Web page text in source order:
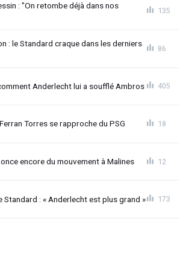
: "On retombe déjà dans nos
135
: le Standard craque dans les derniers
86
Anderlecht lui a soufflé Ambros 405
Torres se rapproche du PSG 18
encore du mouvement à Malines 12
Standard : « Anderlecht est plus grand » 173